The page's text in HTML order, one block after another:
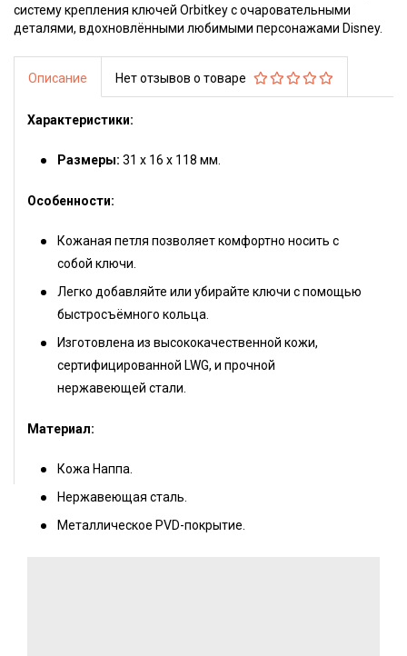
систему крепления ключей Orbitkey с очаровательными
деталями, вдохновлёнными любимыми персонажами Disney.
Описание Нет отзывов о товаре
Характеристики:
Размеры: 31 х 16 х 118 мм.
Особенности:
Кожаная петля позволяет комфортно носить с
собой ключи.
Легко добавляйте или убирайте ключи с помощью
быстросъёмного кольца.
Изготовлена из высококачественной кожи,
сертифицированной LWG, и прочной
нержавеющей стали.
Материал:
Кожа Наппа.
Нержавеющая сталь.
Металлическое PVD-покрытие.